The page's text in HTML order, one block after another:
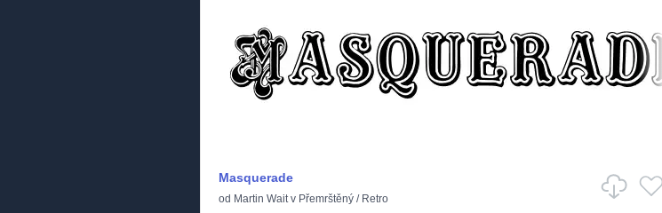
Masquerade
od Martin Waitv Přemrštěný / Retro